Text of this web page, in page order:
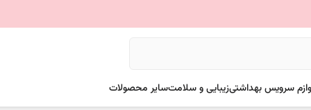
سرویس بهداشتیزیبایی و سلامتسایر محصولات